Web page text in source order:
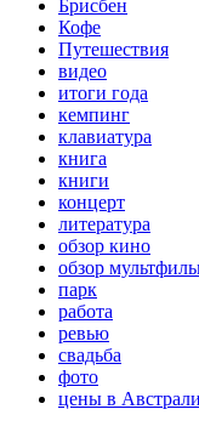
Брисбен
Кофе
Путешествия
видео
итоги года
кемпинг
клавиатура
книга
книги
концерт
литература
обзор кино
обзор
парк
работа
ревью
свадьба
фото
цены в